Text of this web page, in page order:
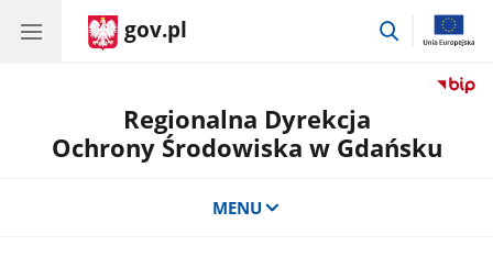
gov.pl
przejdź
Regionalna Dyrekcja
Ochrony Środowiska w Gdańsku
MENU